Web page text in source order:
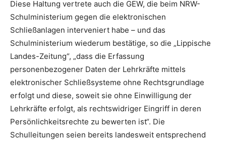
Diese Haltung vertrete auch die GEW, die beim NRW-
Schulministerium gegen die elektronischen
Schließanlagen interveniert habe – und das
Schulministerium wiederum bestätige, so die „Lippische
Landes-Zeitung“, „dass die Erfassung
personenbezogener Daten der Lehrkräfte mittels
elektronischer Schließsysteme ohne Rechtsgrundlage
erfolgt und diese, soweit sie ohne Einwilligung der
Lehrkräfte erfolgt, als rechtswidriger Eingriff in deren
Persönlichkeitsrechte zu bewerten ist“. Die
Schulleitungen seien bereits landesweit entsprechend